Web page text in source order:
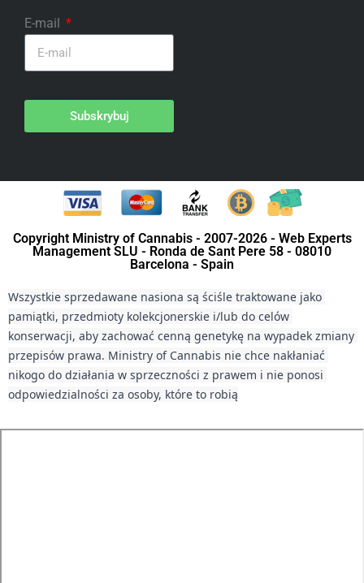
E-mail
Subskrybuj
Copyright Ministry of Cannabis - 2007-2026 - Web Experts
Management SLU - Ronda de Sant Pere 58 - 08010
Barcelona - Spain
Wszystkie sprzedawane nasiona są ściśle traktowane jako
pamiątki, przedmioty kolekcjonerskie i/lub do celów
konserwacji, aby zachować cenną genetykę na wypadek zmiany
przepisów prawa. Ministry of Cannabis nie chce nakłaniać
nikogo do działania w sprzeczności z prawem i nie ponosi
odpowiedzialności za osoby, które to robią